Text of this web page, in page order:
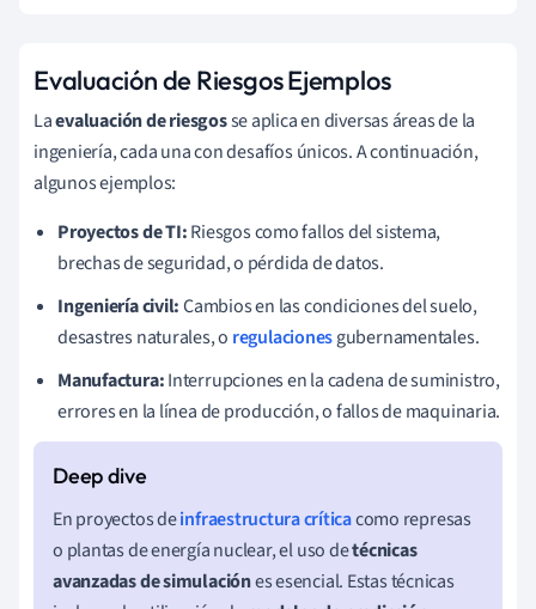
Evaluación de Riesgos Ejemplos
Laevaluación de riesgosse aplica en diversas áreas de la
ingeniería, cada una con desafíos únicos. A continuación,
algunos ejemplos:
Proyectos de TI:Riesgos como fallos del sistema,
brechas de seguridad, o pérdida de datos.
Ingeniería civil:Cambios en las condiciones del suelo,
desastres naturales, o regulacionesgubernamentales.
Manufactura:Interrupciones en la cadena de suministro,
errores en la línea de producción, o fallos de maquinaria.
En proyectos deinfraestructura críticacomo represas
o plantas de energía nuclear, el uso detécnicas
avanzadas de simulaciónes esencial. Estas técnicas